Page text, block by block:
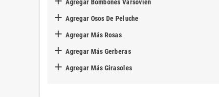
Agregar Bombones Varsovien
 Agregar Osos De Peluche
 Agregar Más Rosas
 Agregar Más Gerberas
 Agregar Más Girasoles